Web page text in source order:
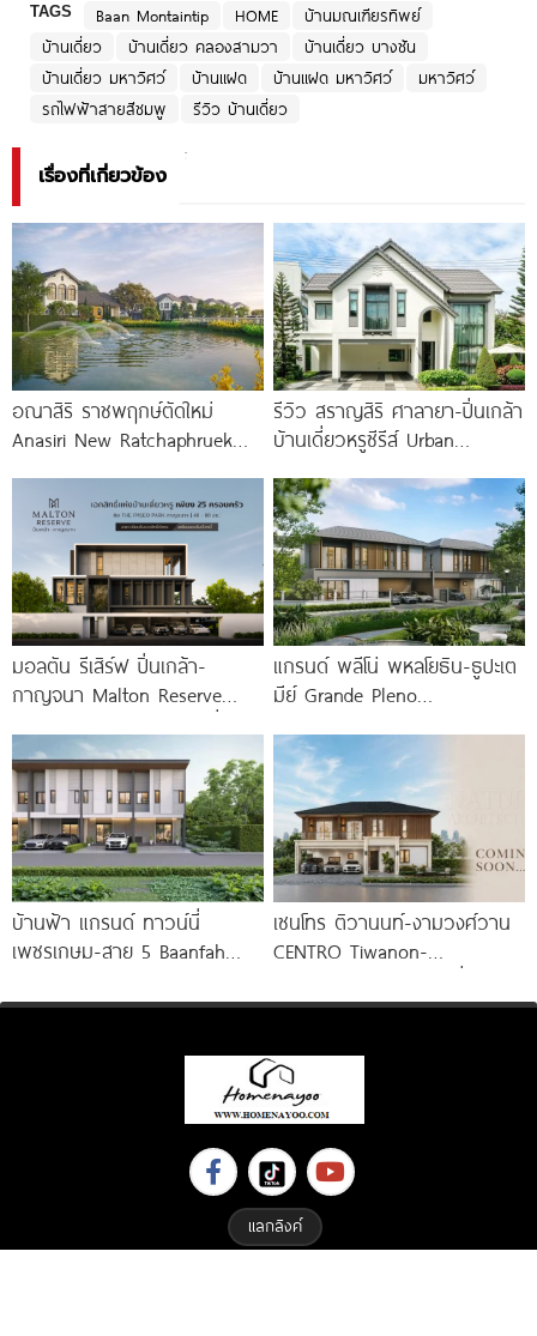
TAGS Baan Montaintip HOME
บ้านมณเฑียรทิพย์
บ้านเดี่ยว
บ้านเดี่ยว คลองสามวา
บ้านเดี่ยว บางชัน
บ้านเดี่ยว มหาวิศว์
บ้านแฝด บ้านแฝด มหาวิศว์
มหาวิศว์
รถไฟฟ้าสายสีชมพู
รีวิว บ้านเดี่ยว
เรื่องที่เกี่ยวข้อง
อณาสิริ ราชพฤกษ์ตัดใหม่
Anasiri New Ratchaphruek
กลางใหญ่กว่า 3 ไร่ พร้อม
รีวิว สราญสิริ ศาลายา-ปิ่นเกล้า
บ้านเดี่ยวหรูซีรีส์ Urban
Double Volume ทำเลติดถนน
ใหญ่
มอลตัน รีเสิร์ฟ ปิ่นเกล้า-
กาญจนา Malton Reserve
เป็นส่วนตัวเพียง 25 ครอบครัว
แกรนด์ พลีโน่ พหลโยธิน-ธูปะเต
มีย์ Grande Pleno
บ้านดีไซน์ใหม่ ติดถนนพหลโยธิน
ใกล้วิภาวดีรังสิตใน 1
บ้านฟ้า แกรนด์ ทาวน์นี่
เพชรเกษม-สาย 5 Baanfah
Sai 5
เซนโทร ติวานนท์-งามวงศ์วาน
CENTRO Tiwanon-
ดีไซน์ใหม่จาก AP Thai ใกล้
แลกลิงค์